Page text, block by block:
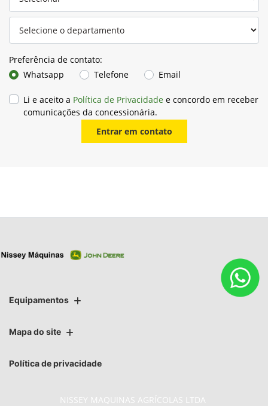
Preferência de contato:
Whatsapp
Telefone Email
Li e aceito a Política de Privacidade e concordo em receber
comunicações da concessionária.
Entrar em contato
Equipamentos
Mapa do site
Política de privacidade
NISSEY MAQUINAS AGRÍCOLAS LTDA